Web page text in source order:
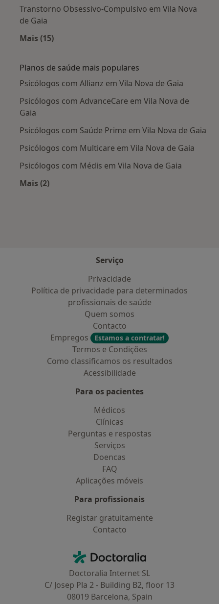
Transtorno Obsessivo-Compulsivo em Vila Nova
de Gaia
Mais (15)
Planos de saúde mais populares
Psicólogos com Allianz em Vila Nova de Gaia
Psicólogos com AdvanceCare em Vila Nova de
Gaia
Psicólogos com Saúde Prime em Vila Nova de Gaia
Psicólogos com Multicare em Vila Nova de Gaia
Psicólogos com Médis em Vila Nova de Gaia
Mais (2)
Serviço
Privacidade
Política de privacidade para determinados
profissionais de saúde
Quem somos
Contacto
Empregos
Estamos a contratar!
Termos e Condições
Como classificamos os resultados
Acessibilidade
Para os pacientes
Médicos
Clínicas
Perguntas e respostas
Serviços
Doencas
FAQ
Aplicações móveis
Para profissionais
Registar gratuitamente
Contacto
Doctoralia - Homepage
Doctoralia Internet SL
C/ Josep Pla 2 - Building B2, floor 13
08019 Barcelona, Spain